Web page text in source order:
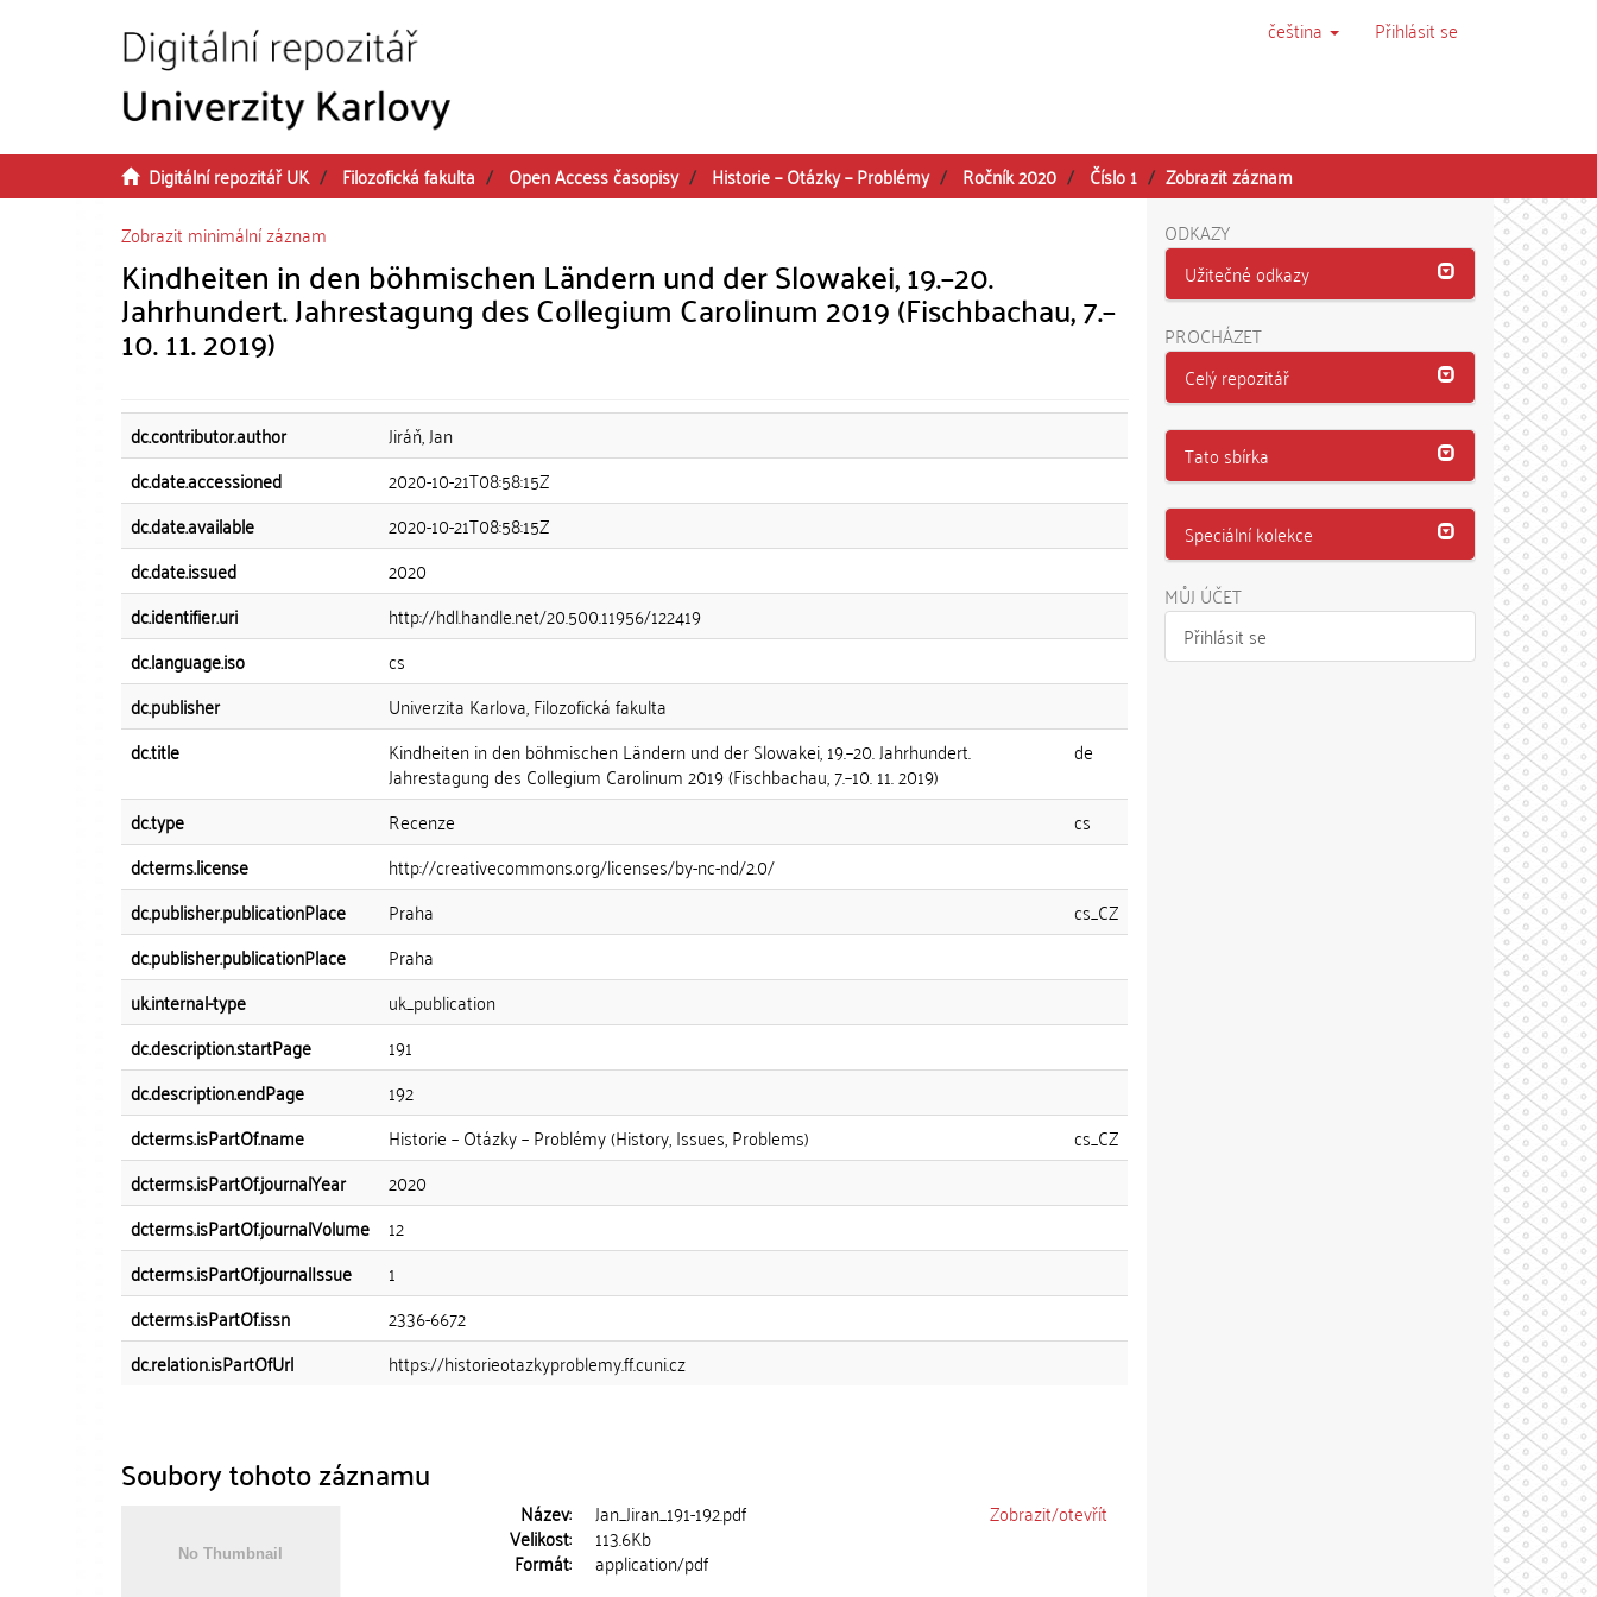
čeština Přihlásit se
Digitální repozitář UK Filozofická fakulta Open Access časopisy Historie – Otázky – Problémy Ročník 2020 Číslo 1
Zobrazit záznam
Zobrazit minimální záznam
Kindheiten in den böhmischen Ländern und der Slowakei, 19.–20.
Jahrhundert. Jahrestagung des Collegium Carolinum 2019 (Fischbachau, 7.–
10. 11. 2019)
dc.contributor.author
Jiráň, Jan
dc.date.accessioned
2020-10-21T08:58:15Z
dc.date.available
2020-10-21T08:58:15Z
dc.date.issued
2020
dc.identifier.uri
http://hdl.handle.net/20.500.11956/122419
dc.language.iso
cs
dc.publisher
Univerzita Karlova, Filozofická fakulta
dc.title
Kindheiten in den böhmischen Ländern und der Slowakei, 19.–20. Jahrhundert.
Jahrestagung des Collegium Carolinum 2019 (Fischbachau, 7.–10. 11. 2019)
de
dc.type Recenze
cs
dcterms.license
http://creativecommons.org/licenses/by-nc-nd/2.0/
dc.publisher.publicationPlace
Praha
cs_CZ
dc.publisher.publicationPlace
Praha
uk.internal-type
uk_publication
dc.description.startPage
191
dc.description.endPage
192
dcterms.isPartOf.name
Historie – Otázky – Problémy (History, Issues, Problems)
cs_CZ
dcterms.isPartOf.journalYear
2020
dcterms.isPartOf.journalVolume
12
dcterms.isPartOf.journalIssue
1
dcterms.isPartOf.issn
2336-6672
dc.relation.isPartOfUrl
https://historieotazkyproblemy.ff.cuni.cz
Soubory tohoto záznamu
Název: Jan_Jiran_191-192.pdf
Velikost: 113.6Kb
Formát: application/pdf
Zobrazit/otevřít
ODKAZY
Užitečné odkazy
PROCHÁZET
Celý repozitář
Tato sbírka
Speciální kolekce
MŮJ ÚČET
Přihlásit se